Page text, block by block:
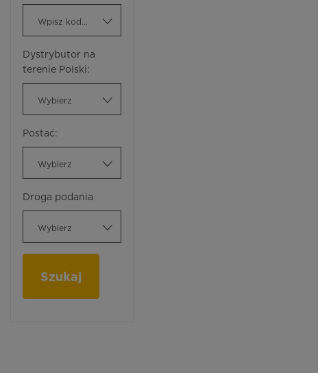
Dystrybutor na
terenie Polski:
Wybierz
Postać:
Wybierz
Droga podania
Wybierz
Szukaj